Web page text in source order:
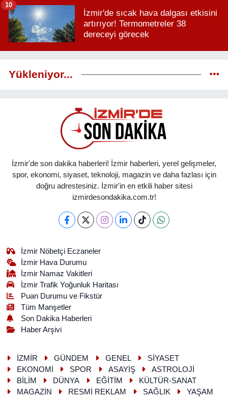
İzmir'de sıcak hava dalgası etkisini
artırıyor! Termometreler 38
dereceyi görecek
10
Yükleniyor...
İzmir'de son dakika haberleri! İzmir haberleri, yerel gelişmeler,
spor, ekonomi, siyaset, teknoloji, magazin ve daha fazlası için
doğru adrestesiniz. İzmir'in en etkili haber sitesi
izmirdesondakika.com.tr!
İzmir Nöbetçi Eczaneler
İzmir Hava Durumu
İzmir Namaz Vakitleri
İzmir Trafik Yoğunluk Haritası
Puan Durumu ve Fikstür
Tüm Manşetler
Son Dakika Haberleri
Haber Arşivi
İZMİR GÜNDEM GENEL
SİYASET
EKONOMİ
SPOR ASAYİŞ
ASTROLOJİ
BİLİM
DÜNYA EĞİTİM
KÜLTÜR-SANAT
MAGAZİN
RESMİ REKLAM SAĞLIK YAŞAM